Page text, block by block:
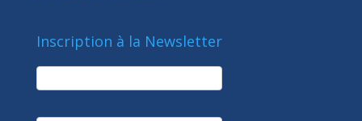
Inscription à la Newsletter
newsletter